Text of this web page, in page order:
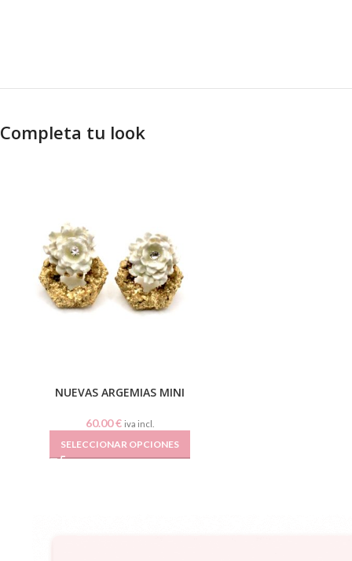
Completa tu look
NUEVAS ARGEMIAS MINI
60.00€ iva incl.
SELECCIONAR OPCIONES